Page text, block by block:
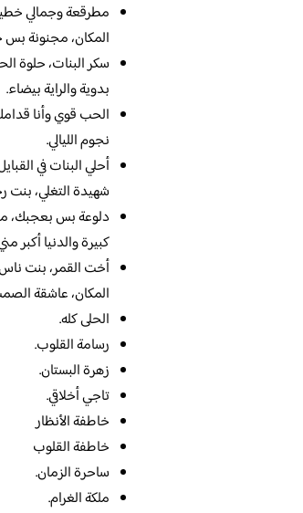
مطرقعة وجمالي
المكان، مجنونة
سكر البنات، حلوة
بدوية والراية بيضاء.
الحب قوي وأنا
نجوم الليالي.
أحلي البنات في
شهيدة التغلي، بنت
دلوعة بس بعجبك،
كبيرة والدنيا أكبر
أخت القمر، بنت
المكان، عاشقة
الحلى كله.
رسامة القلوب.
زهرة البستان.
تاجي أخلاقي.
خاطفة الأنظار
خاطفة القلوب
ساحرة الزمان.
ملكة الغرام.